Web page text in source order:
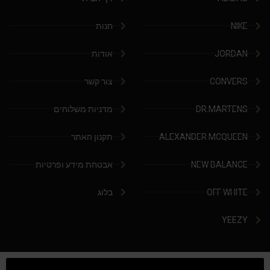
NIKE
JORDAN
CONVERS
DR.MARTENS
ALEXANDER MCQUEEN
NEW BALANCE
OFF WHITE
YEEZY
חנות
אודות
צור קשר
מדניות משלוחים
תקנון האתר
אבטחת מידע ופרטיות
בלוג